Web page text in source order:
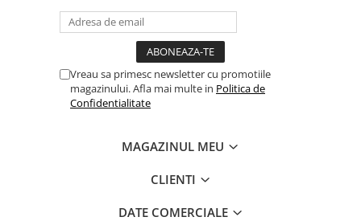
Saci Exercitii
Acccesori Antrenor
Recuperare și Îcălzire
Vreau sa primesc newsletter cu promotiile
magazinului. Afla mai multe in Politica de
Confidentialitate
MAGAZINUL MEU
CLIENTI
DATE COMERCIALE